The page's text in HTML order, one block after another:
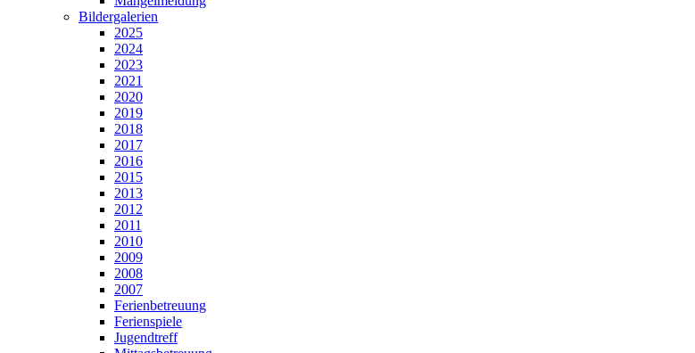
Bildergalerien
2025
2024
2023
2021
2020
2019
2018
2017
2016
2015
2013
2012
2011
2010
2009
2008
2007
Ferienbetreuung
Ferienspiele
Jugendtreff